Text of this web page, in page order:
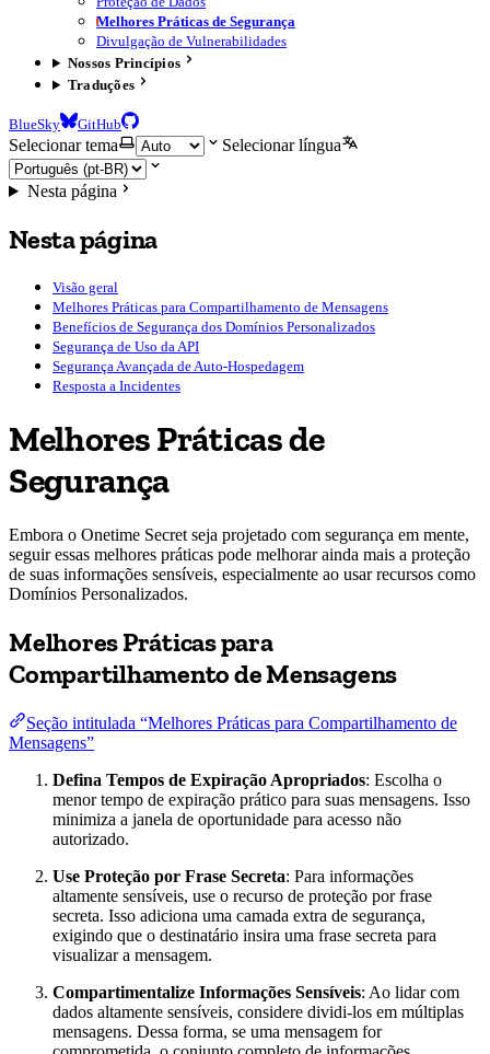
Melhores Práticas de Segurança
Divulgação de Vulnerabilidades
Nossos Princípios
Traduções
BlueSky GitHub
Selecionar tema Selecionar língua
Nesta página
Nesta página
Visão geral
Melhores Práticas para Compartilhamento de Mensagens
Benefícios de Segurança dos Domínios Personalizados
Segurança de Uso da API
Segurança Avançada de Auto-Hospedagem
Resposta a Incidentes
Melhores Práticas de
Segurança
Embora o Onetime Secret seja projetado com segurança em mente,
seguir essas melhores práticas pode melhorar ainda mais a proteção
de suas informações sensíveis, especialmente ao usar recursos como
Domínios Personalizados.
Melhores Práticas para
Compartilhamento de Mensagens
Seção intitulada “Melhores Práticas para Compartilhamento de
Mensagens”
Defina Tempos de Expiração Apropriados: Escolha o
menor tempo de expiração prático para suas mensagens. Isso
minimiza a janela de oportunidade para acesso não
autorizado.
Use Proteção por Frase Secreta: Para informações
altamente sensíveis, use o recurso de proteção por frase
secreta. Isso adiciona uma camada extra de segurança,
exigindo que o destinatário insira uma frase secreta para
visualizar a mensagem.
Compartimentalize Informações Sensíveis: Ao lidar com
dados altamente sensíveis, considere dividi-los em múltiplas
mensagens. Dessa forma, se uma mensagem for